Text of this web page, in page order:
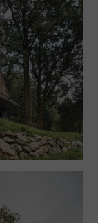
štítech,
A právě
kam patří.
k začlenění
historické
spíše
využití
tak
– a